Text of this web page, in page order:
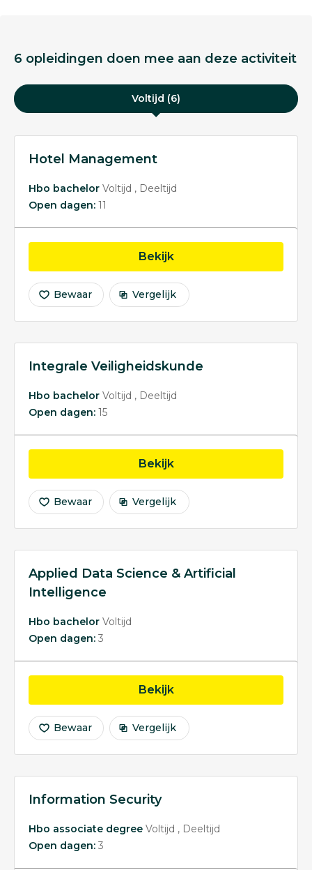
6 opleidingen doen mee aan deze activiteit
Voltijd (6)
Hotel Management
Hbo bachelor Voltijd
Deeltijd
Open dagen: 11
Bekijkopleiding Hotel
Bewaar Vergelijk
Integrale Veiligheidskunde
Hbo bachelor Voltijd
Deeltijd
Open dagen: 15
Bekijkopleiding Integrale
Bewaar Vergelijk
Applied Data Science & Artificial
Intelligence
Hbo bachelor Voltijd
Open dagen: 3
Bekijkopleiding Applied Data
Bewaar Vergelijk
Information Security
Hbo associate degree Voltijd
Deeltijd
Open dagen: 3